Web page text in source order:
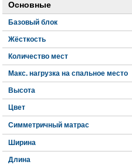
Основные
Базовый блок
Жёсткость
Количество мест
Макс. нагрузка на спальное место
Высота
Цвет
Симметричный матрас
Ширина
Длина